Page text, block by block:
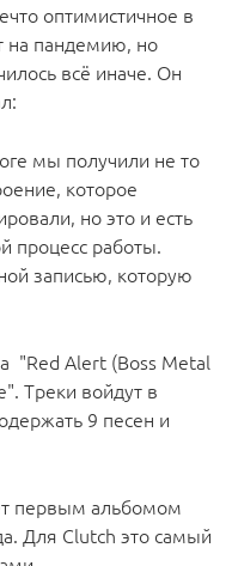
оптимистичное в
на пандемию, но
всё иначе. Он
мы получили не то
которое
но это и есть
процесс работы.
записью, которую
"Red Alert (Boss Metal
Треки войдут в
9 песен и
первым альбомом
Для Clutch это самый